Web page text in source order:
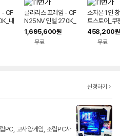
- CF
내
무
조
클라리스 프레임 - CF
N25NV 인텔 270K_
내장VGA_RAM 16G
B_SSD 512GB AI P
C 사무용PC 데스크탑
1,695,600원
무료
소자본 1인
트스토어_쿠
C_택배 송장
스 시스템
터 완본체
458,200원
무료
신청하기
PC, 고사양게임, 조립PC사